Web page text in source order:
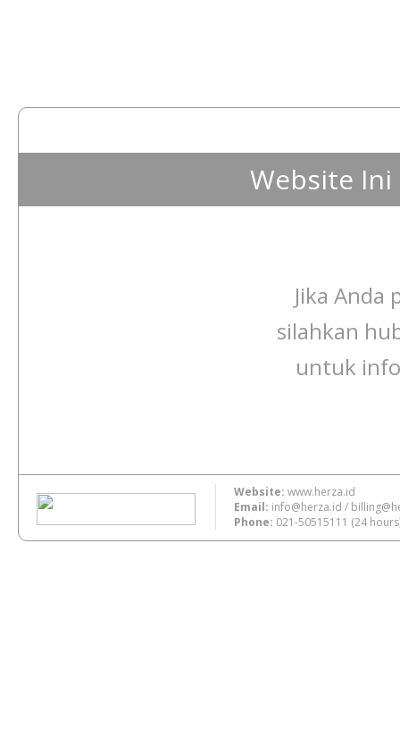
Website Ini
Jika Anda
silahkan
untuk
Website: www.herza.id
Email: info@herza.id /
Phone: 021-50515111 (24